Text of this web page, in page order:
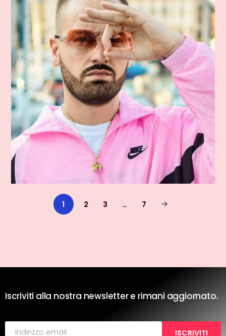
1 2 3 … 7
Iscriviti alla nostra newsletter e rimani aggiornato.